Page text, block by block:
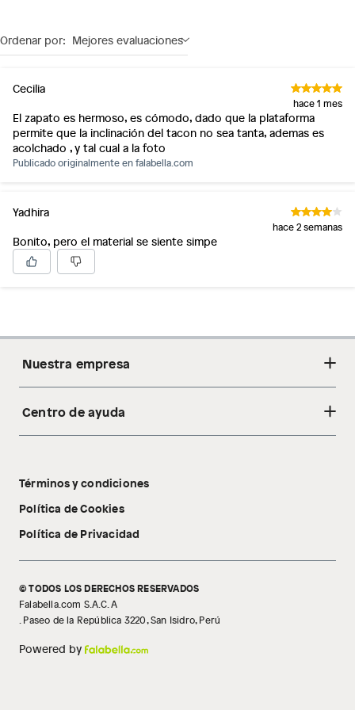
Ordenar por: Mejores evaluaciones
Cecilia
hace 1 mes
El zapato es hermoso, es cómodo, dado que la plataforma
permite que la inclinación del tacon no sea tanta, ademas es
acolchado , y tal cual a la foto
Publicado originalmente enfalabella.com
Yadhira
hace 2 semanas
Bonito, pero el material se siente simpe
Nuestra empresa
Acerca de nosotros
Tecnología Pillow Walk
Centro de ayuda
Libro de reclamaciones
Términos y condiciones
Política de Cookies
Política de Privacidad
© TODOS LOS DERECHOS RESERVADOS
Falabella.com S.A.C. A
. Paseo de la República 3220, San Isidro, Perú
Powered by